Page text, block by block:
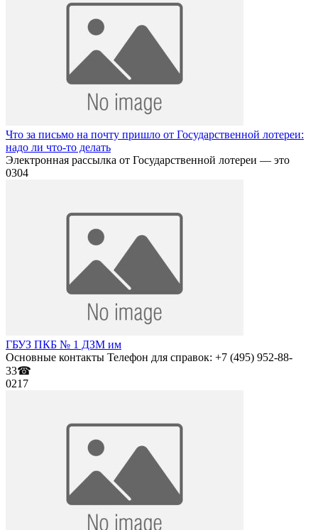
Что за письмо на почту пришло от Государственной лотереи:
надо ли что-то делать
Электронная рассылка от Государственной лотереи — это
0304
ГБУЗ ПКБ № 1 ДЗМ им
Основные контакты Телефон для справок: +7 (495) 952-88-
33☎
0217